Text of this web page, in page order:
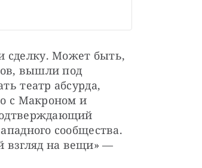
сделку. Может быть,
вышли под
театр абсурда,
с Макроном и
сообщества.
взгляд на вещи» —